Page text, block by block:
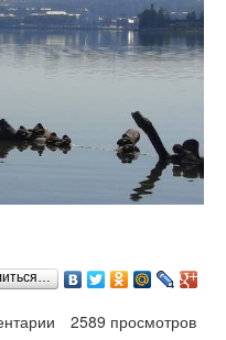
2589 просмотров